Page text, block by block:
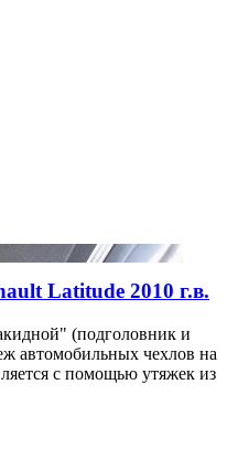
Latitude 2010 г.в.
(подголовник и
автомобильных чехлов на
с помощью утяжек из